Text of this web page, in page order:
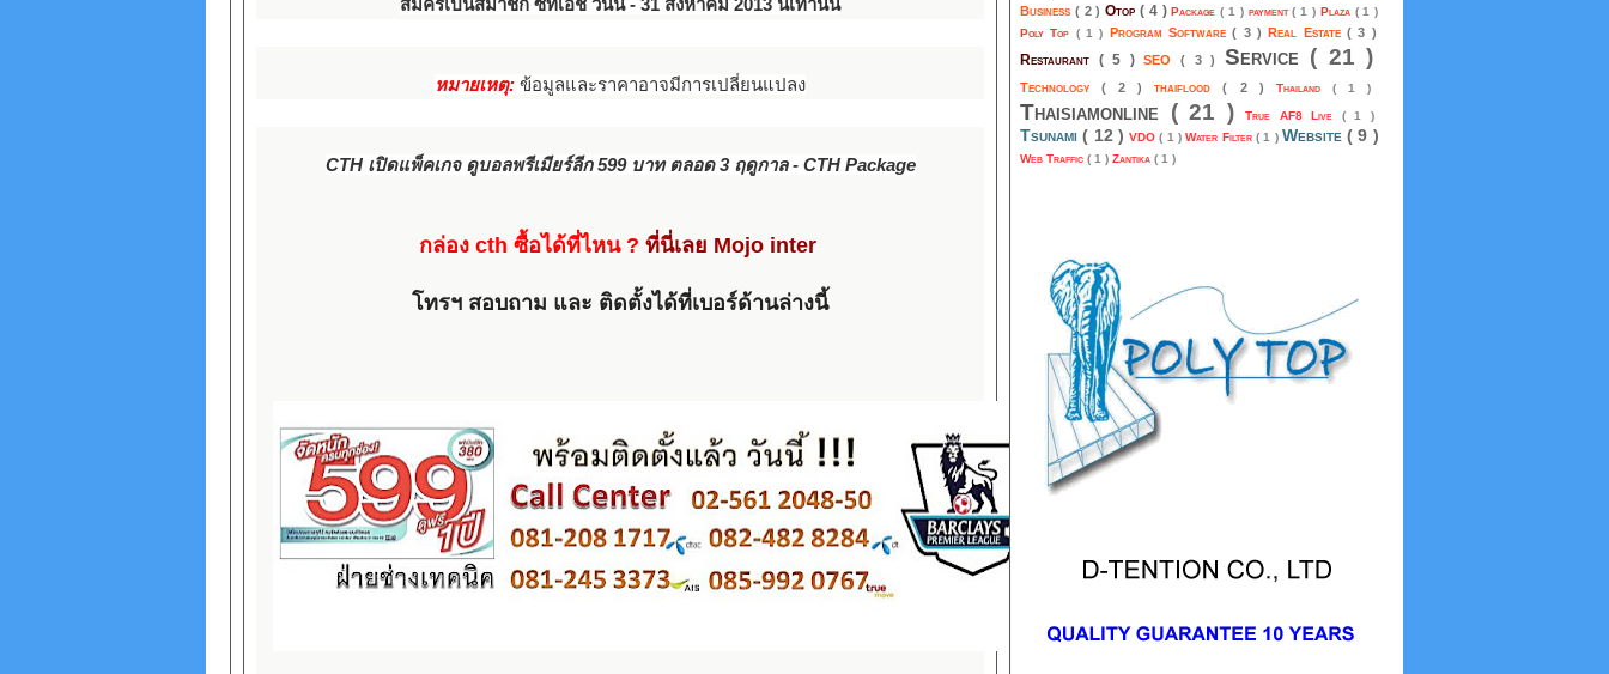
สมัครเป็นสมาชิก ซีทีเอช วันนี้ - 31 สิงหาคม 2013 นี้เท่านั้น
หมายเหตุ: ข้อมูลและราคาอาจมีการเปลี่ยนแปลง
CTH เปิดแพ็คเกจ ดูบอลพรีเมียร์ลีก 599 บาท ตลอด 3 ฤดูกาล - CTH Package
กล่อง cth ซื้อได้ที่ไหน ? ที่นี่เลย Mojo inter
โทรฯ สอบถาม และ ติดตั้งได้ที่เบอร์ด้านล่างนี้
Business ( 2 )Otop( 4 )Package( 1 ) payment( 1 ) Plaza ( 1 )
Poly Top ( 1 ) Program Software( 3 )Real Estate( 3 )
Restaurant ( 5 )SEO ( 3 ) Service ( 21 )
Technology( 2 )thaiflood( 2 ) Thailand ( 1 )
Thaisiamonline ( 21 ) True AF8 Live ( 1 )
Tsunami( 12 )VDO( 1 )Water Filter ( 1 ) Website( 9 )
Web Traffic ( 1 ) Zantika ( 1 )